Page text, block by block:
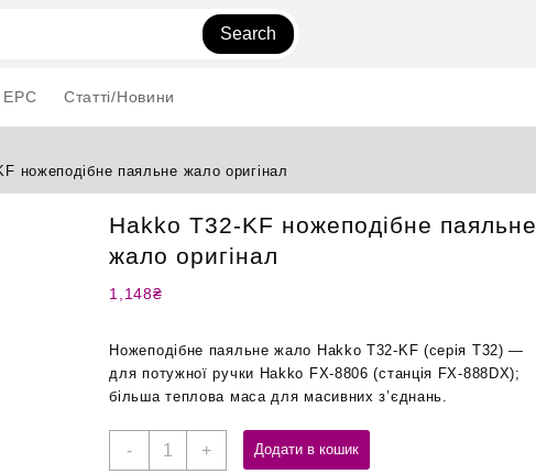
Search
Статті/Новини
ножеподібне паяльне жало оригінал
Hakko T32-KF ножеподібне паяльне
жало оригінал
1,148₴
Ножеподібне паяльне жало Hakko T32-KF (серія T32) —
для потужної ручки Hakko FX-8806 (станція FX-888DX);
більша теплова маса для масивних з’єднань.
-
Hakko
+ Додати в кошик